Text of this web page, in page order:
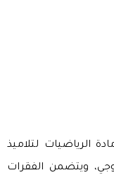
الرياضيات لتلاميذ
ويتضمن الفقرات